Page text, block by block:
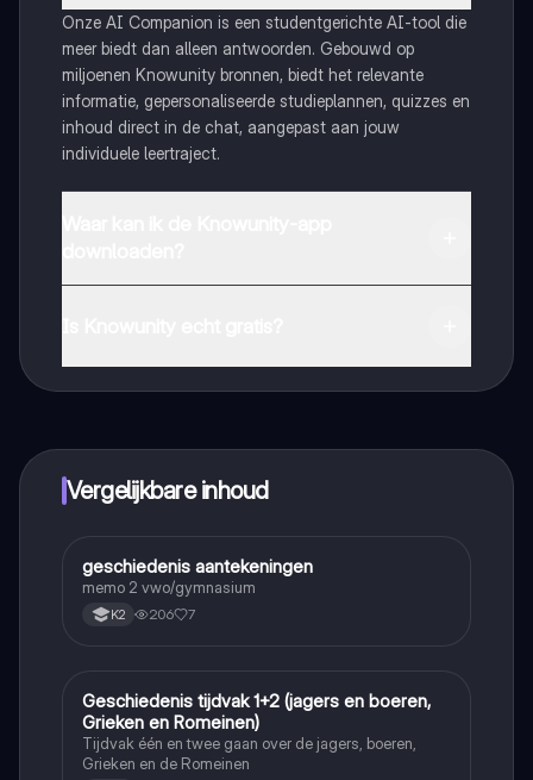
Onze AI Companion is een studentgerichte AI-tool die
meer biedt dan alleen antwoorden. Gebouwd op
miljoenen Knowunity bronnen, biedt het relevante
informatie, gepersonaliseerde studieplannen, quizzes en
inhoud direct in de chat, aangepast aan jouw
individuele leertraject.
Vergelijkbare inhoud
Geschiedenis
geschiedenis aantekeningen
memo 2 vwo/gymnasium
K2 206 7
Geschiedenis
Geschiedenis tijdvak 1+2 (jagers en boeren,
Grieken en Romeinen)
Tijdvak één en twee gaan over de jagers, boeren,
Grieken en de Romeinen